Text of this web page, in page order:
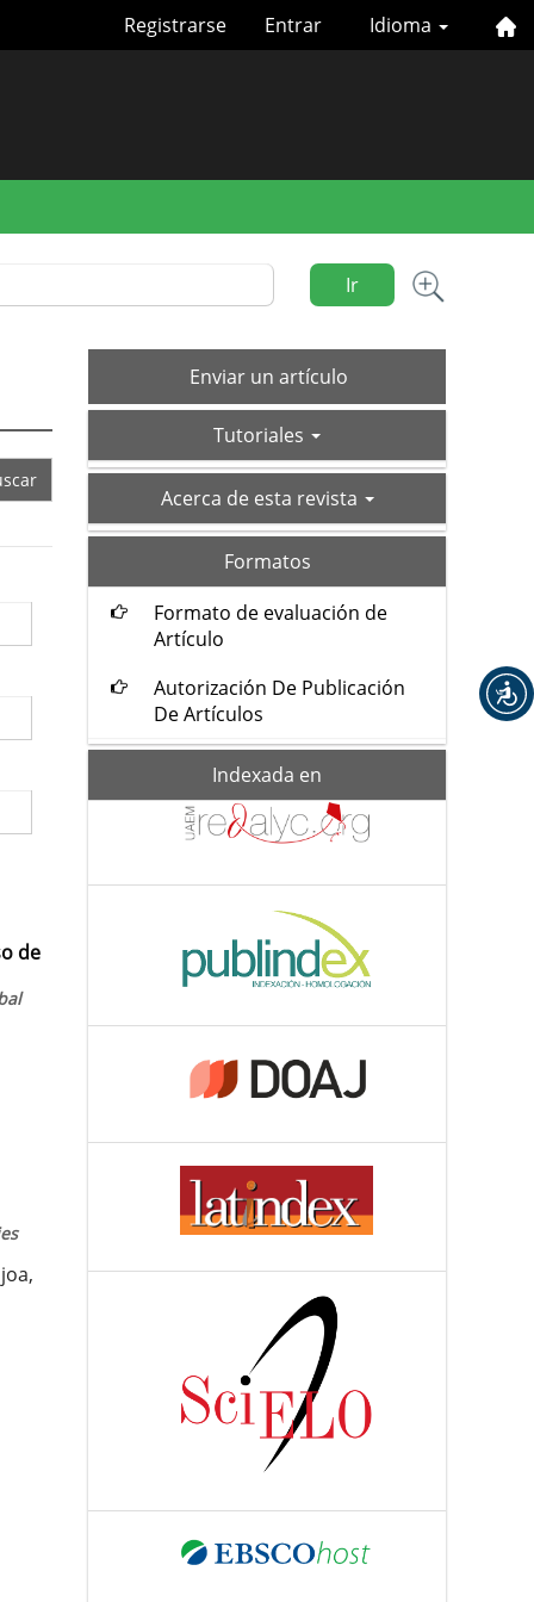
Idioma
Registrarse Entrar
Ir
de
Enviar
un
Enviar un artículo
Tutoriales
acerca-Acerca de esta revista
Formatos
Formato de evaluación de
Artículo
Autorización De Publicación
De Artículos
Indexada en